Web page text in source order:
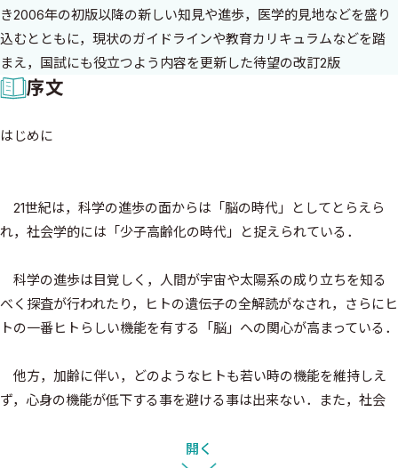
き2006年の初版以降の新しい知見や進歩，医学的見地などを盛り
込むとともに，現状のガイドラインや教育カリキュラムなどを踏
まえ，国試にも役立つよう内容を更新した待望の改訂2版
序文
はじめに
21世紀は，科学の進歩の面からは「脳の時代」としてとらえら
れ，社会学的には「少子高齢化の時代」と捉えられている．
科学の進歩は目覚しく，人間が宇宙や太陽系の成り立ちを知る
べく探査が行われたり，ヒトの遺伝子の全解読がなされ，さらにヒ
トの一番ヒトらしい機能を有する「脳」への関心が高まっている．
他方，加齢に伴い，どのようなヒトも若い時の機能を維持しえ
ず，心身の機能が低下する事を避ける事は出来ない．また，社会
「高齢者」の仲間入りをする時代であり，かつ若者の価値観の多
開く